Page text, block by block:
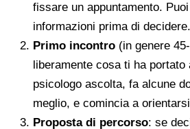
fissare un appuntamento.
informazioni prima di decidere.
Primo incontro (in genere
liberamente cosa ti ha
psicologo ascolta, fa alcune
meglio, e comincia a
Proposta di percorso: se